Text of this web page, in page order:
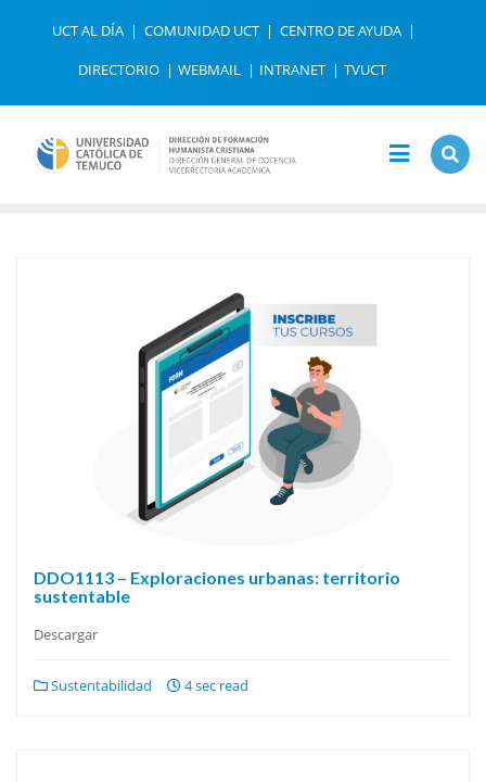
UCT AL DÍA COMUNIDAD UCT
CENTRO DE AYUDA
DIRECTORIO
WEBMAIL INTRANET TVUCT
DDO1113 – Exploraciones urbanas: territorio
sustentable
Descargar
Sustentabilidad 4 sec read